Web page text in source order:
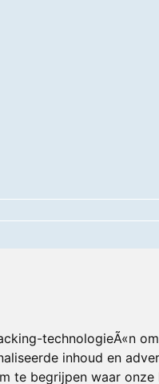
technologieÃ«n
inhoud en
te begrijpen waar onze